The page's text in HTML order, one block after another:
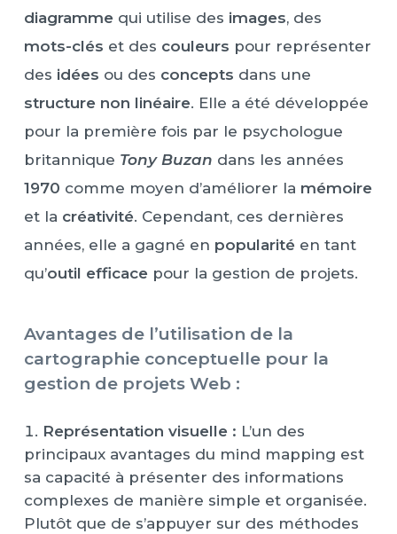
diagramme qui utilise des images, des
mots-clés et des couleurs pour représenter
des idées ou des concepts dans une
structure non linéaire. Elle a été développée
pour la première fois par le psychologue
britannique Tony Buzan dans les années
1970 comme moyen d’améliorer la mémoire
et la créativité. Cependant, ces dernières
années, elle a gagné en popularité en tant
qu’outil efficace pour la gestion de projets.
Avantages de l’utilisation de la
cartographie conceptuelle pour la
gestion de projets Web :
Représentation visuelle : L’un des
principaux avantages du mind mapping est
sa capacité à présenter des informations
complexes de manière simple et organisée.
Plutôt que de s’appuyer sur des méthodes